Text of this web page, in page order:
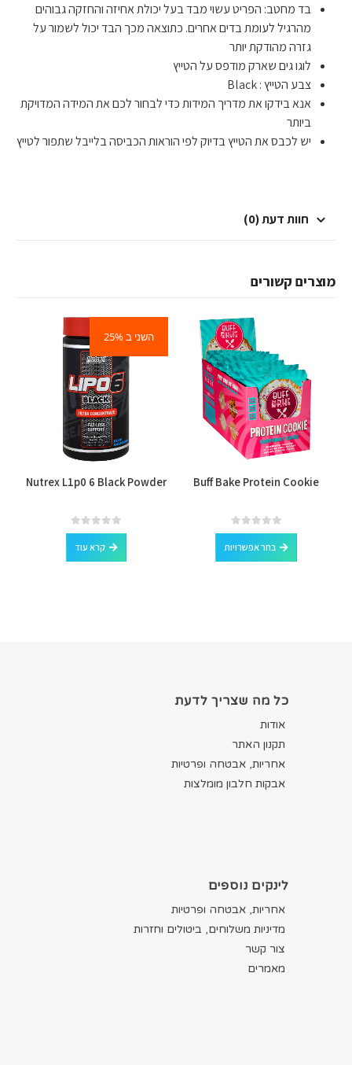
בד מחטב: הפריט עשוי מבד בעל יכולת אחיזה והחזקה גבוהים
מהרגיל לעומת בדים אחרים. כתוצאה מכך הבד יכול לשמור על
גזרה מהודקת יותר
לוגו גים שארק מודפס על הטייץ
צבע הטייץ : Black
אנא בידקו את מדריך המידות כדי לבחור לכם את המידה המדויקת
ביותר
יש לכבס את הטייץ בדיוק לפי הוראות הכביסה בלייבל שתפור לטייץ
חוות דעת (0)
מוצרים קשורים
למוצר זה יש מספר סוגים. ניתן לבחור את האפשרויות בעמוד המוצר
Buff Bake Protein Cookie
0
out of 5
בחר אפשרויות
למוצר זה יש מספר סוגים. ניתן לבחור את האפשרויות בעמוד המוצר
השני ב 25%
Nutrex L1p0 6 Black Powder
0
out of 5
קרא עוד
כל מה שצריך לדעת
אודות
תקנון האתר
אחריות, אבטחה ופרטיות
אבקות חלבון מומלצות
לינקים נוספים
אחריות, אבטחה ופרטיות
מדיניות משלוחים, ביטולים וחזרות
צור קשר
מאמרים